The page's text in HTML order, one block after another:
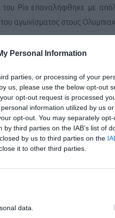
Personal Information
parties, or processing of your
us, please use the below opt-out
opt-out request is processed
information utilized by us
opt-out. You may separately
third parties on the IAB’s list of
by us to third parties on the
it to other third parties.
data.
Ρίο επαναλήφθηκε με
αγωνίσματος στους
κούρσα με τον νικητή να
Κίπροπ που έτρεξε
Ταουφίκ Μακλουφί ήταν
πρωταθλητής
με 1:44.36 και ήταν πρώτος
αποτυχημένη του παρουσία
πλην του χρυσού
1:44.54.